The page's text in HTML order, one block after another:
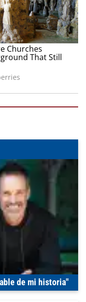
de mi historia"